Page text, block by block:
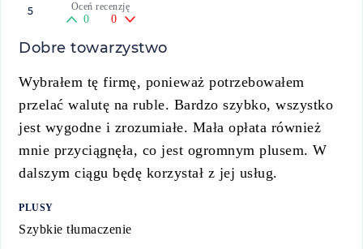
5 Oceń recenzję
0 0
Dobre towarzystwo
Wybrałem tę firmę, ponieważ potrzebowałem
przelać walutę na ruble. Bardzo szybko, wszystko
jest wygodne i zrozumiałe. Mała opłata również
mnie przyciągnęła, co jest ogromnym plusem. W
dalszym ciągu będę korzystał z jej usług.
PLUSY
Szybkie tłumaczenie